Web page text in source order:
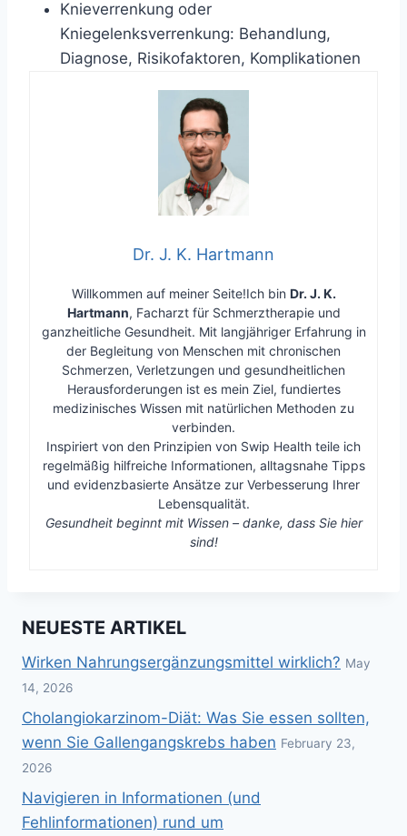
Knieverrenkung oder
Kniegelenksverrenkung: Behandlung,
Diagnose, Risikofaktoren, Komplikationen
Dr. J. K. Hartmann
Willkommen auf meiner Seite!Ich bin Dr. J. K.
Hartmann, Facharzt für Schmerztherapie und
ganzheitliche Gesundheit. Mit langjähriger Erfahrung in
der Begleitung von Menschen mit chronischen
Schmerzen, Verletzungen und gesundheitlichen
Herausforderungen ist es mein Ziel, fundiertes
medizinisches Wissen mit natürlichen Methoden zu
verbinden.
Inspiriert von den Prinzipien von Swip Health teile ich
regelmäßig hilfreiche Informationen, alltagsnahe Tipps
und evidenzbasierte Ansätze zur Verbesserung Ihrer
Lebensqualität.
Gesundheit beginnt mit Wissen – danke, dass Sie hier
sind!
NEUESTE ARTIKEL
Wirken Nahrungsergänzungsmittel wirklich? May
14, 2026
Cholangiokarzinom-Diät: Was Sie essen sollten,
wenn Sie Gallengangskrebs haben February 23,
2026
Navigieren in Informationen (und
Fehlinformationen) rund um